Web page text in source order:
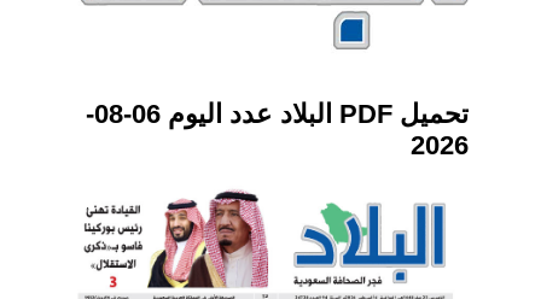
تحميل PDF البلاد عدد اليوم 06-08-
2026